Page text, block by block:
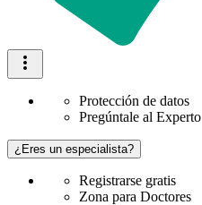
Protección de datos
Pregúntale al Experto
¿Eres un especialista?
Registrarse gratis
Zona para Doctores